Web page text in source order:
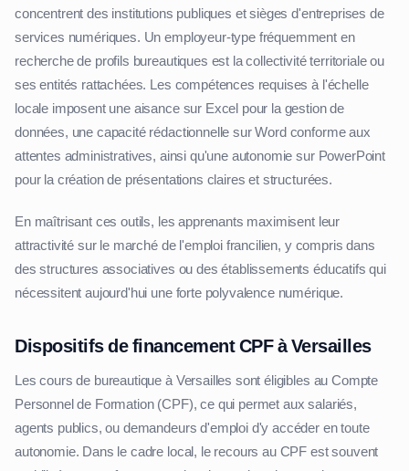
concentrent des institutions publiques et sièges d'entreprises de
services numériques. Un employeur-type fréquemment en
recherche de profils bureautiques est la collectivité territoriale ou
ses entités rattachées. Les compétences requises à l'échelle
locale imposent une aisance sur Excel pour la gestion de
données, une capacité rédactionnelle sur Word conforme aux
attentes administratives, ainsi qu'une autonomie sur PowerPoint
pour la création de présentations claires et structurées.
En maîtrisant ces outils, les apprenants maximisent leur
attractivité sur le marché de l'emploi francilien, y compris dans
des structures associatives ou des établissements éducatifs qui
nécessitent aujourd'hui une forte polyvalence numérique.
Dispositifs de financement CPF à Versailles
Les cours de bureautique à Versailles sont éligibles au Compte
Personnel de Formation (CPF), ce qui permet aux salariés,
agents publics, ou demandeurs d'emploi d'y accéder en toute
autonomie. Dans le cadre local, le recours au CPF est souvent